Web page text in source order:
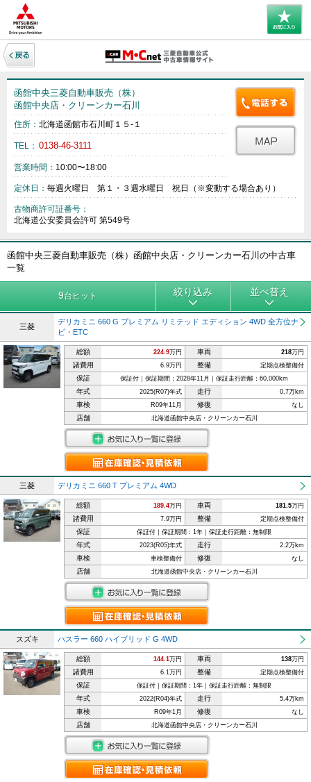
函館中央三菱自動車販売（株）
函館中央店・クリーンカー石川
住所： 北海道函館市石川町１５‐１
TEL： 0138-46-3111
営業時間： 10:00〜18:00
定休日： 毎週火曜日 第１・３週水曜日 祝日（※変動する場合あり）
古物商許可証番号：
北海道公安委員会許可 第549号
函館中央三菱自動車販売（株）函館中央店・クリーンカー石川の中古車
一覧
9台ヒット 絞り込み 並べ替え
三菱
デリカミニ 660 G プレミアム リミテッド エディション 4WD 全方位ナ
ビ・ETC
総額 224.9万円 車両 218万円
諸費用 6.9万円 整備 定期点検整備付
保証 保証付｜保証期間：2028年11月｜保証走行距離：60,000km
年式 2025(R07)年式 走行 0.7万km
車検 R09年11月 修復 なし
店舗 北海道函館中央店・クリーンカー石川
三菱 デリカミニ 660 T プレミアム 4WD
総額 189.4万円 車両 181.5万円
諸費用 7.9万円 整備 定期点検整備付
保証 保証付｜保証期間：1年｜保証走行距離：無制限
年式 2023(R05)年式 走行 2.2万km
車検 車検整備付 修復 なし
店舗 北海道函館中央店・クリーンカー石川
スズキ ハスラー 660 ハイブリッド G 4WD
総額 144.1万円 車両 138万円
諸費用 6.1万円 整備 定期点検整備付
保証 保証付｜保証期間：1年｜保証走行距離：無制限
年式 2022(R04)年式 走行 5.4万km
車検 R09年1月 修復 なし
店舗 北海道函館中央店・クリーンカー石川